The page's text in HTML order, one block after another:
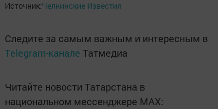
Источник:Челнинские Известия
Следите за самым важным и интересным в
Telegram-канале Татмедиа
Читайте новости Татарстана в
национальном мессенджере MАХ: